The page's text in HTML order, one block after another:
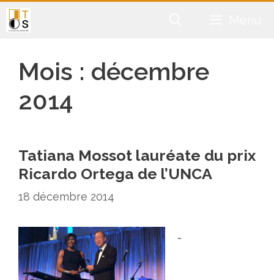
Aller
au
Mois : décembre
2014
Tatiana Mossot lauréate du prix
Ricardo Ortega de l’UNCA
18 décembre 2014
…